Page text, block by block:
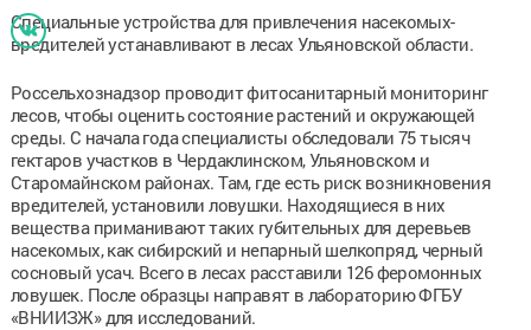
Специальные устройства для привлечения насекомых-
вредителей устанавливают в лесах Ульяновской области.
Россельхознадзор проводит фитосанитарный мониторинг
лесов, чтобы оценить состояние растений и окружающей
среды. С начала года специалисты обследовали 75 тысяч
гектаров участков в Чердаклинском, Ульяновском и
Старомайнском районах. Там, где есть риск возникновения
вредителей, установили ловушки. Находящиеся в них
вещества приманивают таких губительных для деревьев
насекомых, как сибирский и непарный шелкопряд, черный
сосновый усач. Всего в лесах расставили 126 феромонных
ловушек. После образцы направят в лабораторию ФГБУ
«ВНИИЗЖ» для исследований.